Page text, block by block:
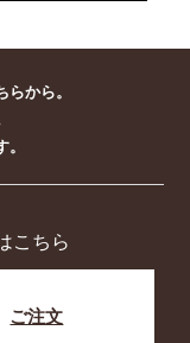
から。
こちら
ご注文